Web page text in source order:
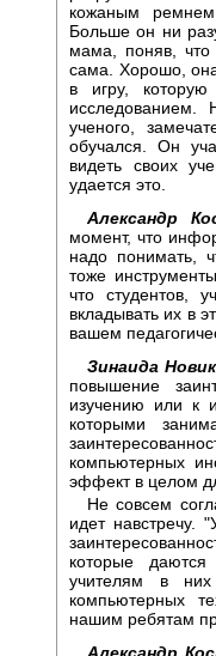
кожаным
Больше он ни
мама, поняв, что
сама. Хорошо,
в игру, которую
ученого,
обучался. Он
видеть своих
удается это.
Александр
момент, что
надо понимать,
тоже
что студентов,
вкладывать их в
вашем
Зинаида
повышение
изучению или к
которыми
компьютерных
эффект в целом
Не совсем
идет навстречу.
которые
учителям в них
компьютерных
нашим ребятам
Александр